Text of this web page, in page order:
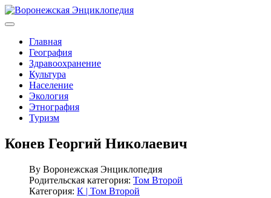
Главная
География
Здравоохранение
Культура
Население
Экология
Этнография
Туризм
Конев Георгий Николаевич
By Воронежская Энциклопедия
Родительская категория: Том Второй
Категория: К | Том Второй